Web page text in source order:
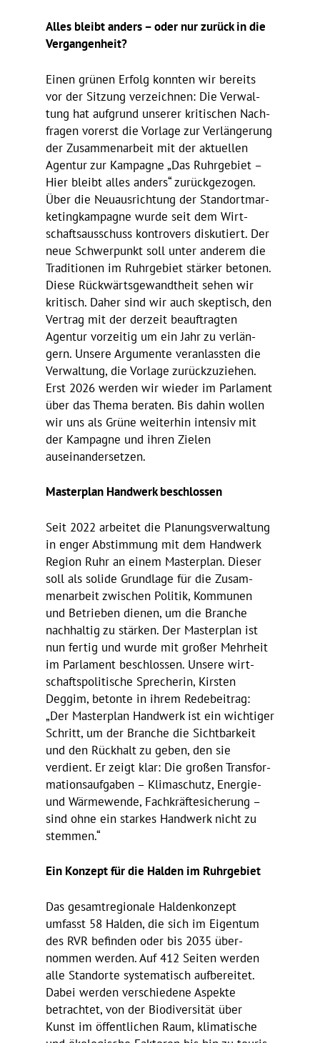
Alles bleibt anders – oder nur zurück in die
Vergangenheit?
Einen grünen Erfolg konnten wir bereits
vor der Sitzung verzeichnen: Die Verwal­
tung hat aufgrund unserer kriti­schen Nach­
fragen vorerst die Vorlage zur Verlän­ge­rung
der Zusam­men­ar­beit mit der aktu­ellen
Agentur zur Kampagne „Das Ruhr­ge­biet –
Hier bleibt alles anders“ zurück­ge­zogen.
Über die Neuaus­rich­tung der Stand­ort­mar­
ke­ting­kam­pagne wurde seit dem Wirt­
schafts­aus­schuss kontro­vers disku­tiert. Der
neue Schwer­punkt soll unter anderem die
Tradi­tionen im Ruhr­ge­biet stärker betonen.
Diese Rück­wärts­ge­wandt­heit sehen wir
kritisch. Daher sind wir auch skep­tisch, den
Vertrag mit der derzeit beauf­tragten
Agentur vorzeitig um ein Jahr zu verlän­
gern. Unsere Argu­mente veran­lassten die
Verwal­tung, die Vorlage zurück­zu­ziehen.
Erst 2026 werden wir wieder im Parla­ment
über das Thema beraten. Bis dahin wollen
wir uns als Grüne weiterhin intensiv mit
der Kampagne und ihren Zielen
auseinandersetzen.
Master­plan Hand­werk beschlossen
Seit 2022 arbeitet die Planungs­ver­wal­tung
in enger Abstim­mung mit dem Hand­werk
Region Ruhr an einem Master­plan. Dieser
soll als solide Grund­lage für die Zusam­
men­ar­beit zwischen Politik, Kommunen
und Betrieben dienen, um die Branche
nach­haltig zu stärken. Der Master­plan ist
nun fertig und wurde mit großer Mehr­heit
im Parla­ment beschlossen. Unsere wirt­
schafts­po­li­ti­sche Spre­cherin, Kirsten
Deggim, betonte in ihrem Rede­bei­trag:
„Der Master­plan Hand­werk ist ein wich­tiger
Schritt, um der Branche die Sicht­bar­keit
und den Rück­halt zu geben, den sie
verdient. Er zeigt klar: Die großen Trans­for­
ma­ti­ons­auf­gaben – Klima­schutz, Energie-
und Wärme­wende, Fach­kräf­te­si­che­rung –
sind ohne ein starkes Hand­werk nicht zu
stemmen.“
Ein Konzept für die Halden im Ruhrgebiet
Das gesamt­re­gio­nale Halden­kon­zept
umfasst 58 Halden, die sich im Eigentum
des RVR befinden oder bis 2035 über­
nommen werden. Auf 412 Seiten werden
alle Stand­orte syste­ma­tisch aufbe­reitet.
Dabei werden verschie­dene Aspekte
betrachtet, von der Biodi­ver­sität über
Kunst im öffent­li­chen Raum, klima­ti­sche